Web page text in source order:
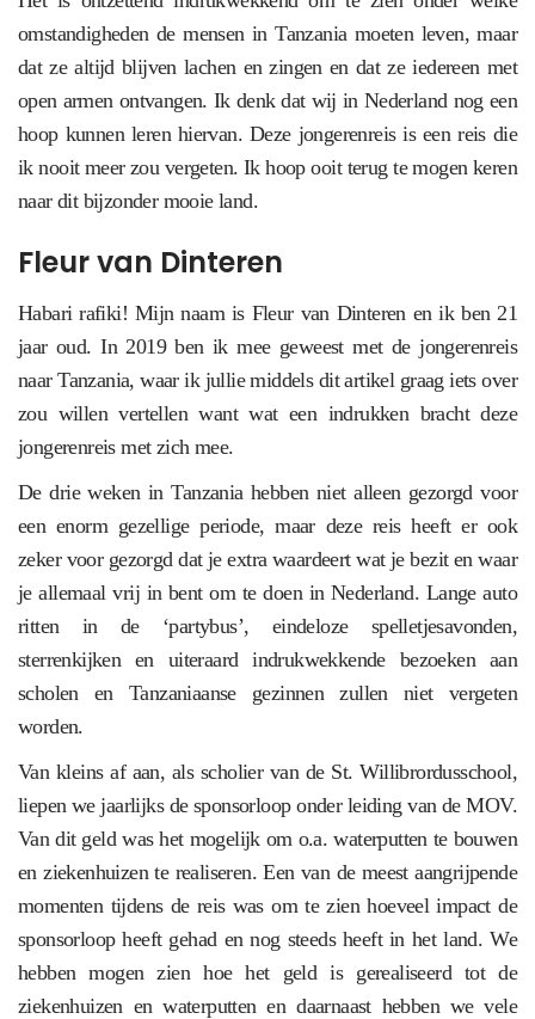
omstandigheden de mensen in Tanzania moeten leven, maar
dat ze altijd blijven lachen en zingen en dat ze iedereen met
open armen ontvangen. Ik denk dat wij in Nederland nog een
hoop kunnen leren hiervan. Deze jongerenreis is een reis die
ik nooit meer zou vergeten. Ik hoop ooit terug te mogen keren
naar dit bijzonder mooie land.
Fleur van Dinteren
Habari rafiki! Mijn naam is Fleur van Dinteren en ik ben 21
jaar oud. In 2019 ben ik mee geweest met de jongerenreis
naar Tanzania, waar ik jullie middels dit artikel graag iets over
zou willen vertellen want wat een indrukken bracht deze
jongerenreis met zich mee.
De drie weken in Tanzania hebben niet alleen gezorgd voor
een enorm gezellige periode, maar deze reis heeft er ook
zeker voor gezorgd dat je extra waardeert wat je bezit en waar
je allemaal vrij in bent om te doen in Nederland. Lange auto
ritten in de ‘partybus’, eindeloze spelletjesavonden,
sterrenkijken en uiteraard indrukwekkende bezoeken aan
scholen en Tanzaniaanse gezinnen zullen niet vergeten
worden.
Van kleins af aan, als scholier van de St. Willibrordusschool,
liepen we jaarlijks de sponsorloop onder leiding van de MOV.
Van dit geld was het mogelijk om o.a. waterputten te bouwen
en ziekenhuizen te realiseren. Een van de meest aangrijpende
momenten tijdens de reis was om te zien hoeveel impact de
sponsorloop heeft gehad en nog steeds heeft in het land. We
hebben mogen zien hoe het geld is gerealiseerd tot de
ziekenhuizen en waterputten en daarnaast hebben we vele